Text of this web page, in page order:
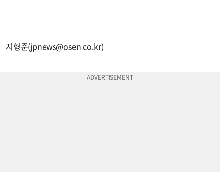
지형준(jpnews@osen.co.kr)